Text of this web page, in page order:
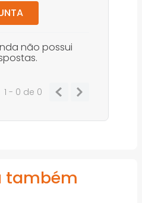
não possui
1 - 0 de 0
também